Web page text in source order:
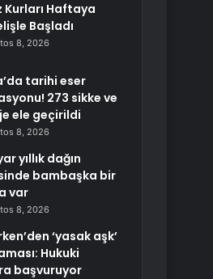
Kurları Haftaya
Başladı
8, 2026
tarihi eser
273 sikke ve
ele geçirildi
8, 2026
yıllık dağın
bambaşka bir
var
8, 2026
‘yasak aşk’
Hukuki
başvuruyor